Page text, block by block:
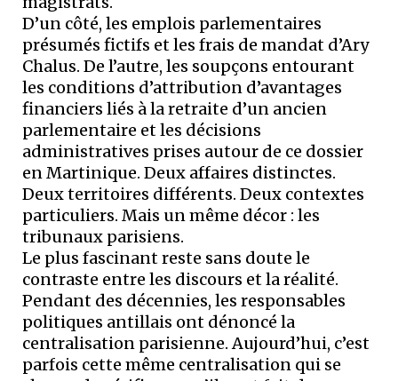
D’un côté, les emplois parlementaires
présumés fictifs et les frais de mandat d’Ary
Chalus. De l’autre, les soupçons entourant
les conditions d’attribution d’avantages
financiers liés à la retraite d’un ancien
parlementaire et les décisions
administratives prises autour de ce dossier
en Martinique. Deux affaires distinctes.
Deux territoires différents. Deux contextes
particuliers. Mais un même décor : les
tribunaux parisiens.
Le plus fascinant reste sans doute le
contraste entre les discours et la réalité.
Pendant des décennies, les responsables
politiques antillais ont dénoncé la
centralisation parisienne. Aujourd’hui, c’est
parfois cette même centralisation qui se